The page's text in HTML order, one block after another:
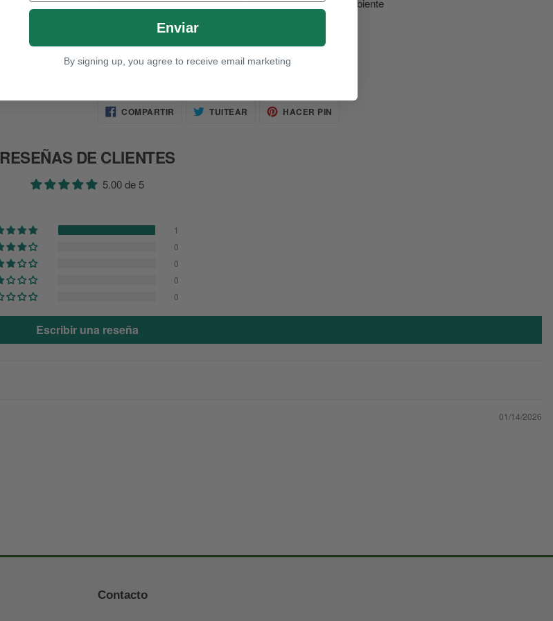
mantendrá la temperatura de tus líquidos en cualquier ambiente
Ancho: 7cm
Circunferencia: 24cm
COMPARTIR COMPARTIRTUITEAR TUITEARHACER PIN
RESEÑAS DE CLIENTES
5.00 de 5
1
0
0
0
0
Escribir una reseña
01/14/2026
Contacto
Enviar
By signing up, you agree to receive email marketing